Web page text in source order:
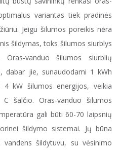
variantas tiek pradinės
Jeigu šilumos poreikis nėra
šildymas, toks šilumos siurblys
Oras-vanduo šilumos siurblių
dabar jie, sunaudodami 1 kWh
kW šilumos energijos, veikia
šalčio. Oras-vanduo šilumos
gali būti 60-70 laipsnių
šildymo sistemai. Jų būna
šildytuvu, su vėsinimo